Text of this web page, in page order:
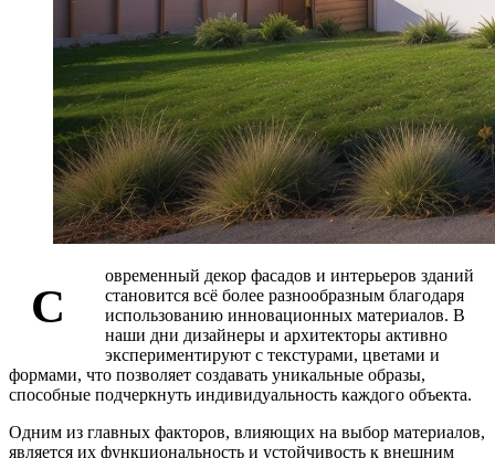
С
овременный декор фасадов и интерьеров зданий
становится всё более разнообразным благодаря
использованию инновационных материалов. В
наши дни дизайнеры и архитекторы активно
экспериментируют с текстурами, цветами и
формами, что позволяет создавать уникальные образы,
способные подчеркнуть индивидуальность каждого объекта.
Одним из главных факторов, влияющих на выбор материалов,
является их функциональность и устойчивость к внешним